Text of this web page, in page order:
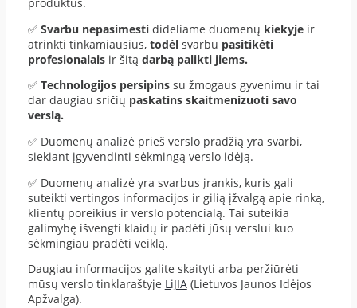
✅ Svarbu nepasimestidideliame duomenų kiekyjeir
atrinkti tinkamiausius, todėlsvarbu pasitikėti
profesionalaisir šitą darbą palikti jiems.
✅ Technologijos persipinssu žmogaus gyvenimu ir tai
dar daugiau sričių paskatins skaitmenizuoti savo
verslą.
✅ Duomenų analizė prieš verslo pradžią yra svarbi,
siekiant įgyvendinti sėkmingą verslo idėją.
✅ Duomenų analizė yra svarbus įrankis, kuris gali
suteikti vertingos informacijos ir gilią įžvalgą apie rinką,
klientų poreikius ir verslo potencialą. Tai suteikia
galimybę išvengti klaidų ir padėti jūsų verslui kuo
sėkmingiau pradėti veiklą.
Daugiau informacijos galite skaityti arba peržiūrėti
mūsų verslo tinklaraštyje LiJIA(Lietuvos Jaunos Idėjos
Apžvalga).